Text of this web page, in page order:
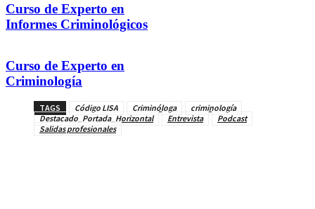
Curso de Experto en
Informes Criminológicos
Curso de Experto en
Criminología
TAGS Código LISA Criminóloga
criminología
Destacado_Portada_Horizontal
Entrevista
Podcast
Salidas profesionales